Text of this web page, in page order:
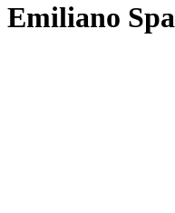
Emiliano